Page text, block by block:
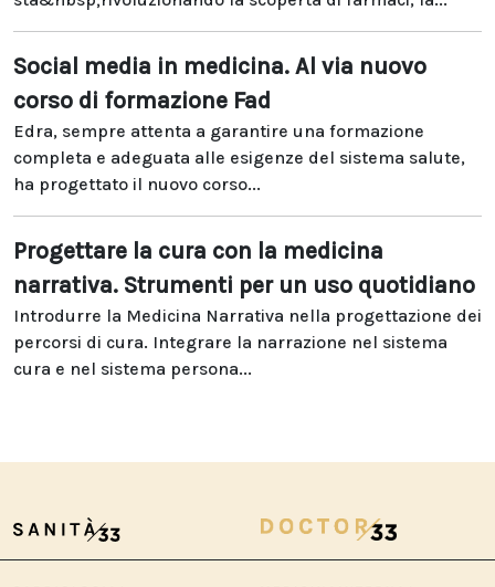
Social media in medicina. Al via nuovo
corso di formazione Fad
Edra, sempre attenta a garantire una formazione
completa e adeguata alle esigenze del sistema salute,
ha progettato il nuovo corso...
Progettare la cura con la medicina
narrativa. Strumenti per un uso quotidiano
Introdurre la Medicina Narrativa nella progettazione dei
percorsi di cura. Integrare la narrazione nel sistema
cura e nel sistema persona...